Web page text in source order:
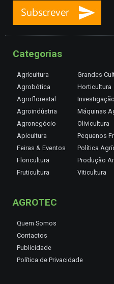
Categorias
Agricultura
Agrobótica
Agroflorestal
Agroindústria
Agronegócio
Apicultura
Feiras & Eventos
Floricultura
Fruticultura
Grandes
Horticultura
Investigação
Máquinas
Olivicultura
Pequenos
Política
Produção
Viticultura
AGROTEC
Quem Somos
Contactos
Publicidade
Política de Privacidade